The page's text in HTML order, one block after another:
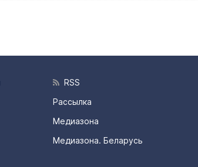
RSS
Рассылка
Медиазона
Медиазона. Беларусь